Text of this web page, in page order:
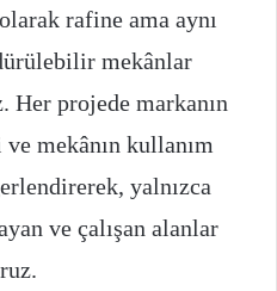
rafine ama aynı
mekânlar
Her projede markanın
mekânın kullanım
yalnızca
ve çalışan alanlar